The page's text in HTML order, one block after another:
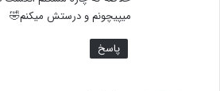
میپیچونم و درستش میکنم🤣
پاسخ